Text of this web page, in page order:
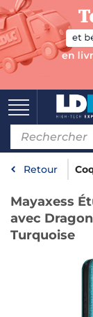
Retour
Mayaxess
avec
Turquoise